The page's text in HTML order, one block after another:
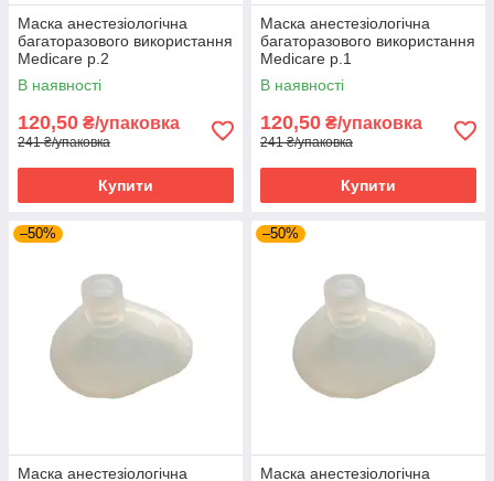
Маска анестезіологічна
багаторазового використання
Medicare р.2
В наявності
120,50 ₴/упаковка
241 ₴/упаковка
Купити
Маска анестезіологічна
багаторазового використання
Medicare р.1
В наявності
120,50 ₴/упаковка
241 ₴/упаковка
Купити
–50%
Маска анестезіологічна
–50%
Маска анестезіологічна